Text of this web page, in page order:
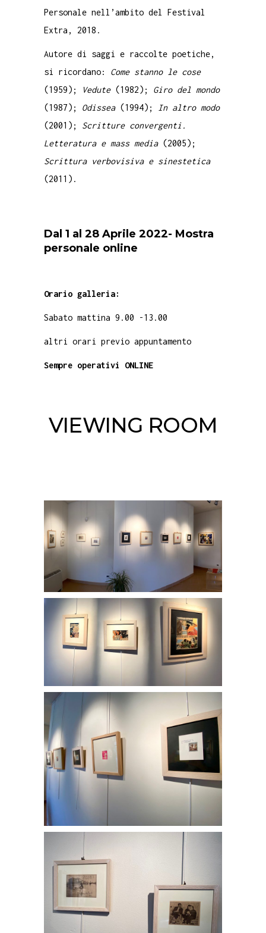
Personale nell’ambito del Festival
Extra, 2018.
Autore di saggi e raccolte poetiche,
si ricordano: Come stanno le cose
(1959);
Vedute (1982); Giro del mondo
(1987); Odissea (1994);
In altro modo
(2001); Scritture convergenti.
Letteratura e mass media(2005);
Scrittura verbovisiva e sinestetica
(2011).
Dal 1 al 28 Aprile 2022- Mostra
personale online
Orario galleria:
Sabato mattina 9.00 -13.00
altri orari previo appuntamento
Sempre operativi ONLINE
VIEWING ROOM